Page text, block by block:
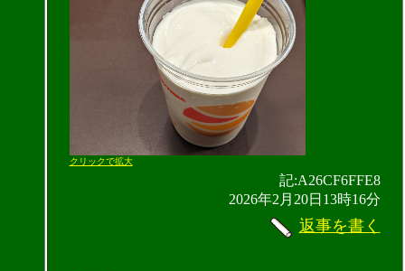
クリックで拡大
記:A26CF6FFE8
2026年2月20日13時16分
返事を書く